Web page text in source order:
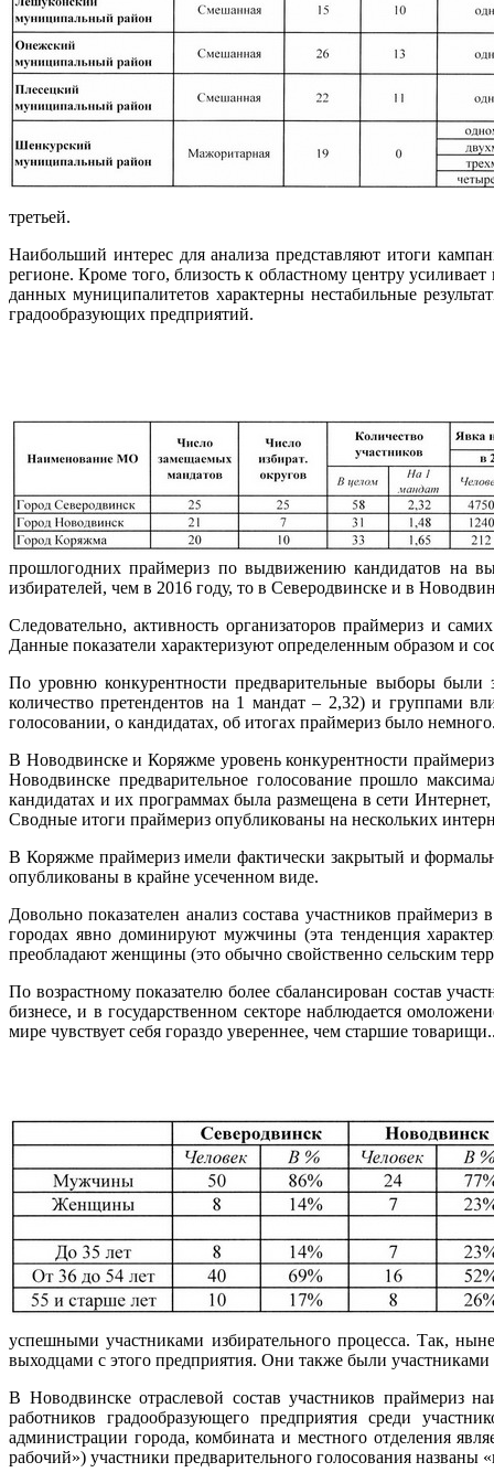
третьей.
Наибольший интерес для анализа представляют итоги
регионе. Кроме того, близость к областному центру
данных муниципалитетов характерны нестабильные
градообразующих предприятий.
прошлогодних праймериз по выдвижению кандидатов на
избирателей, чем в 2016 году, то в Северодвинске и в
Следовательно, активность организаторов праймериз и
Данные показатели характеризуют определенным образом и
По уровню конкурентности предварительные выборы были
количество претендентов на 1 мандат – 2,32) и группами
голосовании, о кандидатах, об итогах праймериз было
В Новодвинске и Коряжме уровень конкурентности
Новодвинске предварительное голосование прошло
кандидатах и их программах была размещена в сети
Сводные итоги праймериз опубликованы на нескольких
В Коряжме праймериз имели фактически закрытый и
опубликованы в крайне усеченном виде.
Довольно показателен анализ состава участников
городах явно доминируют мужчины (эта тенденция
преобладают женщины (это обычно свойственно сельским
По возрастному показателю более сбалансирован состав
бизнесе, и в государственном секторе наблюдается
мире чувствует себя гораздо увереннее, чем старшие
успешными участниками избирательного процесса. Так,
выходцами с этого предприятия. Они также были участниками
В Новодвинске отраслевой состав участников праймериз
работников градообразующего предприятия среди
администрации города, комбината и местного отделения
рабочий») участники предварительного голосования названы